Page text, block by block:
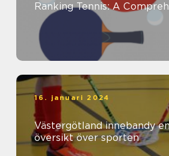
Ranking Tennis: A
16. januari 2024
Västergötland innebandy en grundlig
översikt över sporten